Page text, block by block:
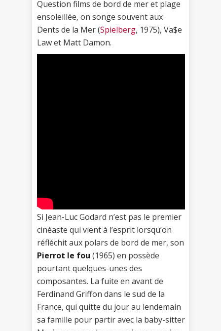
Question films de bord de mer et plage
ensoleillée, on songe souvent aux
Dents de la Mer (Spielberg, 1975), Va$e
Law et Matt Damon.
Si Jean-Luc Godard n’est pas le premier
cinéaste qui vient à l’esprit lorsqu’on
réfléchit aux polars de bord de mer, son
Pierrot le fou (1965) en possède
pourtant quelques-unes des
composantes. La fuite en avant de
Ferdinand Griffon dans le sud de la
France, qui quitte du jour au lendemain
sa famille pour partir avec la baby-sitter